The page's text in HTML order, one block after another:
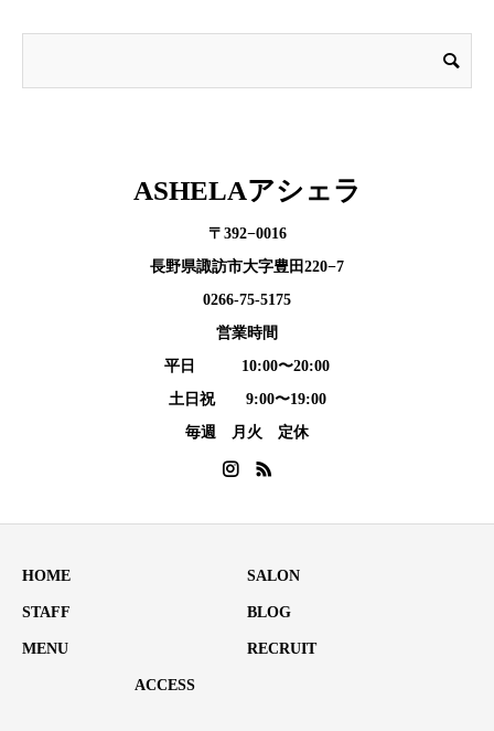
ASHELAアシェラ
〒392−0016
長野県諏訪市大字豊田220−7
0266-75-5175
営業時間
平日 10:00〜20:00
土日祝 9:00〜19:00
毎週 月火 定休
HOME SALON
STAFF BLOG
MENU RECRUIT
ACCESS